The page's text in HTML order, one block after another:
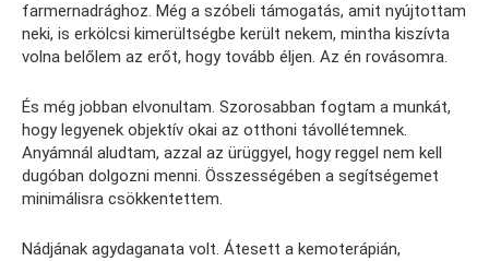
farmernadrághoz. Még a szóbeli támogatás, amit nyújtottam
neki, is erkölcsi kimerültségbe került nekem, mintha kiszívta
volna belőlem az erőt, hogy tovább éljen. Az én rovásomra.
És még jobban elvonultam. Szorosabban fogtam a munkát,
hogy legyenek objektív okai az otthoni távollétemnek.
Anyámnál aludtam, azzal az ürüggyel, hogy reggel nem kell
dugóban dolgozni menni. Összességében a segítségemet
minimálisra csökkentettem.
Nádjának agydaganata volt. Átesett a kemoterápián,